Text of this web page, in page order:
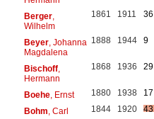
Berger,
Wilhelm
1861 1911 36
Beyer, Johanna
Magdalena
1888 1944 9
Bischoff,
Hermann
1868 1936 29
Boehe, Ernst 1880 1938
17
Bohm , Carl 1844 1920
43